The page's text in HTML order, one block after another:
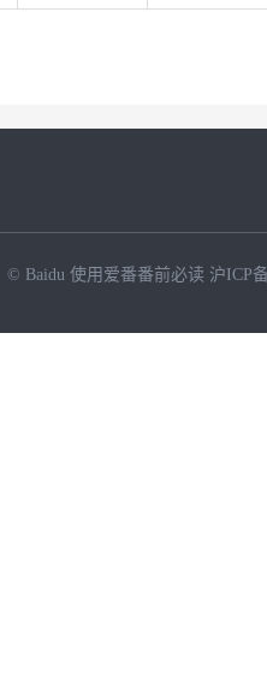
© Baidu 使用爱番番前必读 沪ICP